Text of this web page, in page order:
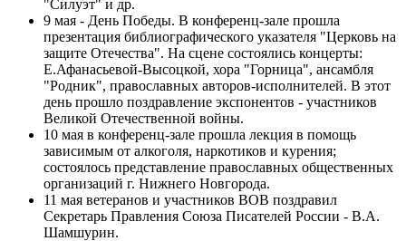
"Силуэт" и др.
9 мая - День Победы. В конференц-зале прошла
презентация библиографического указателя "Церковь на
защите Отечества". На сцене состоялись концерты:
Е.Афанасьевой-Высоцкой, хора "Горница", ансамбля
"Родник", православных авторов-исполнителей. В этот
день прошло поздравление экспонентов - участников
Великой Отечественной войны.
10 мая в конференц-зале прошла лекция в помощь
зависимым от алкоголя, наркотиков и курения;
состоялось представление православных общественных
организаций г. Нижнего Новгорода.
11 мая ветеранов и участников ВОВ поздравил
Секретарь Правления Союза Писателей России - В.А.
Шамшурин.